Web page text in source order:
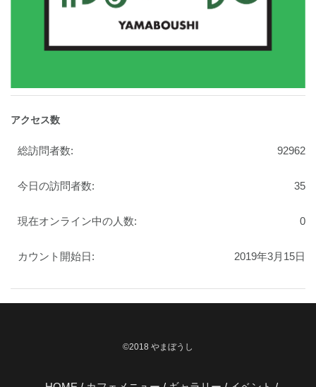
アクセス数
92962
総訪問者数:
35
今日の訪問者数:
0
現在オンライン中の人数:
2019年3月15日
カウント開始日:
©2018 やまぼうし